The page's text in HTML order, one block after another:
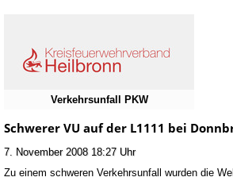
Verkehrsunfall PKW
Schwerer VU auf der L1111 bei
7. November 2008 18:27 Uhr
Zu einem schweren Verkehrsunfall wurden die